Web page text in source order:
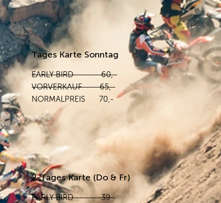
Tages Karte Sonntag
EARLY BIRD 60,-
VORVERKAUF 65,-
NORMALPREIS 70,-
2-Tages Karte (Do & Fr)
EARLY BIRD 39-